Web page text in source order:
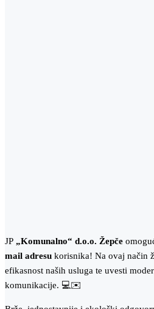
JP „Komunalno“ d.o.o. Žepče
mail adresu korisnika! Na ovaj način
efikasnost naših usluga te uvesti
komunikacije. 💻✉️